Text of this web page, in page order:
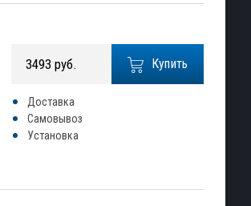
Купить
3493 руб.
Доставка
Самовывоз
Установка